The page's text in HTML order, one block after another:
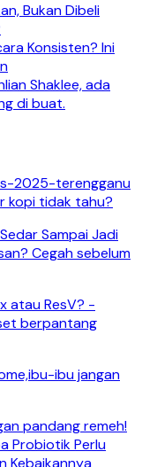
Bukan Dibeli
Konsisten? Ini
Shaklee, ada
di buat.
2025-terengganu
kopi tidak tahu?
Sampai Jadi
Cegah sebelum
atau ResV? -
berpantang
ibu jangan
pandang remeh!
Probiotik Perlu
Kebaikannya